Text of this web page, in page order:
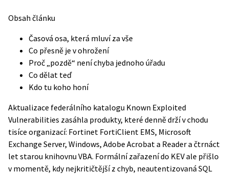
Obsah článku
Časová osa, která mluví za vše
Co přesně je v ohrožení
Proč „pozdě“ není chyba jednoho úřadu
Co dělat teď
Kdo tu koho honí
Aktualizace federálního katalogu Known Exploited
Vulnerabilities zasáhla produkty, které denně drží v chodu
tisíce organizací: Fortinet FortiClient EMS, Microsoft
Exchange Server, Windows, Adobe Acrobat a Reader a čtrnáct
let starou knihovnu VBA. Formální zařazení do KEV ale přišlo
v momentě, kdy nejkritičtější z chyb, neautentizovaná SQL